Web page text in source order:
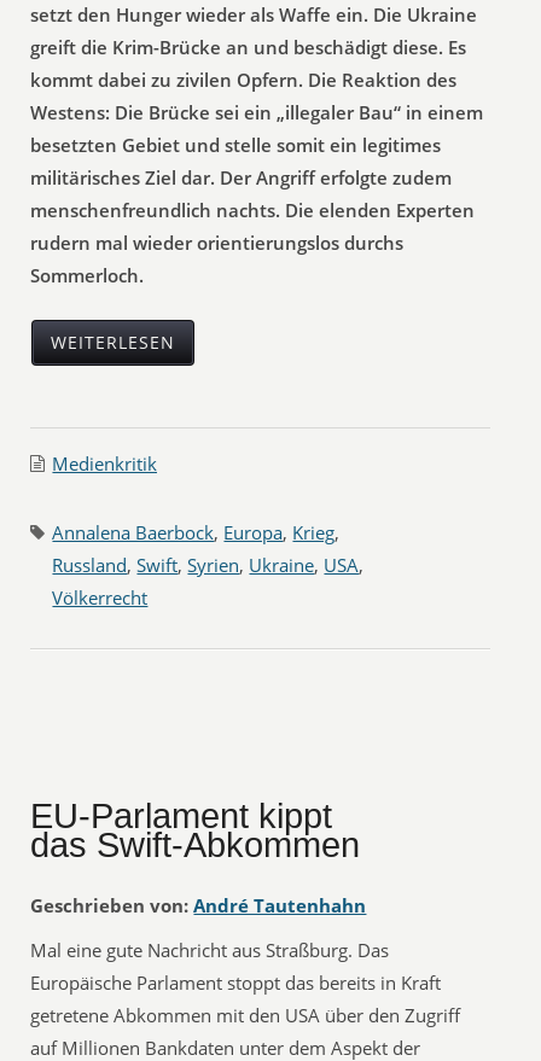
setzt den Hunger wieder als Waffe ein. Die Ukraine
greift die Krim-Brücke an und beschädigt diese. Es
kommt dabei zu zivilen Opfern. Die Reaktion des
Westens: Die Brücke sei ein „illegaler Bau“ in einem
besetzten Gebiet und stelle somit ein legitimes
militärisches Ziel dar. Der Angriff erfolgte zudem
menschenfreundlich nachts. Die elenden Experten
rudern mal wieder orientierungslos durchs
Sommerloch.
WEITERLESEN
Medienkritik
Annalena Baerbock, Europa, Krieg,
Russland,Swift,Syrien, Ukraine, USA,
Völkerrecht
EU-Parlament kippt
das Swift-Abkommen
Geschrieben von: André Tautenhahn
Mal eine gute Nachricht aus Straßburg. Das
Europäische Parlament stoppt das bereits in Kraft
getretene Abkommen mit den USA über den Zugriff
auf Millionen Bankdaten unter dem Aspekt der